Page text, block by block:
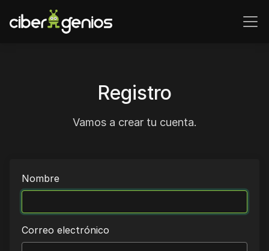
Registro
Vamos a crear tu cuenta.
Nombre
Correo electrónico